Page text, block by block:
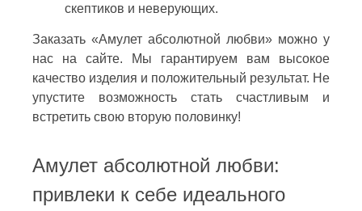
скептиков и неверующих.
Заказать «Амулет абсолютной любви» можно у
нас на сайте. Мы гарантируем вам высокое
качество изделия и положительный результат. Не
упустите возможность стать счастливым и
встретить свою вторую половинку!
Амулет абсолютной любви:
привлеки к себе идеального